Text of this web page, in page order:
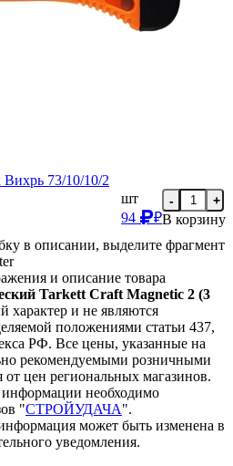
73/10/10/2
шт
94
₽
- +
В корзину
в описании, выделите фрагмент
и описание товара
Tarkett Craft Magnetic 2 (3
и не являются
положениями статьи 437,
РФ. Все цены, указанные на
рекомендуемыми розничными
от цен региональных магазинов.
необходимо
"СТРОЙУДАЧА".
может быть изменена в
уведомления.